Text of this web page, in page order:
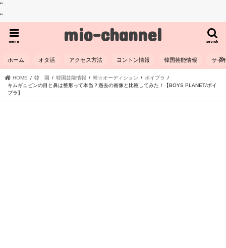
"
"
mio-channel search
menu
ホーム オタ活 アクセス方法 ヨントン情報 韓国芸能情報 サイ
HOME 韓 国 韓国芸能情報 韓☆オーディション
ボイプラ
キムギュビンの目と鼻は整形って本当？過去の画像と比較してみた！【BOYS PLANET/ボイ
プラ】